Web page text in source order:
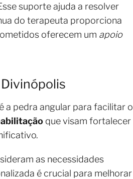
suporte ajuda a resolver
do terapeuta proporciona
oferecem um apoio
é a pedra angular para facilitar o
que visam fortalecer
as necessidades
é crucial para melhorar